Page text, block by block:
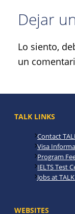
Dejar
Lo siento,
un
TALK LINKS
Contact
Visa
Program
IELTS Test
Jobs at
WEBSITES